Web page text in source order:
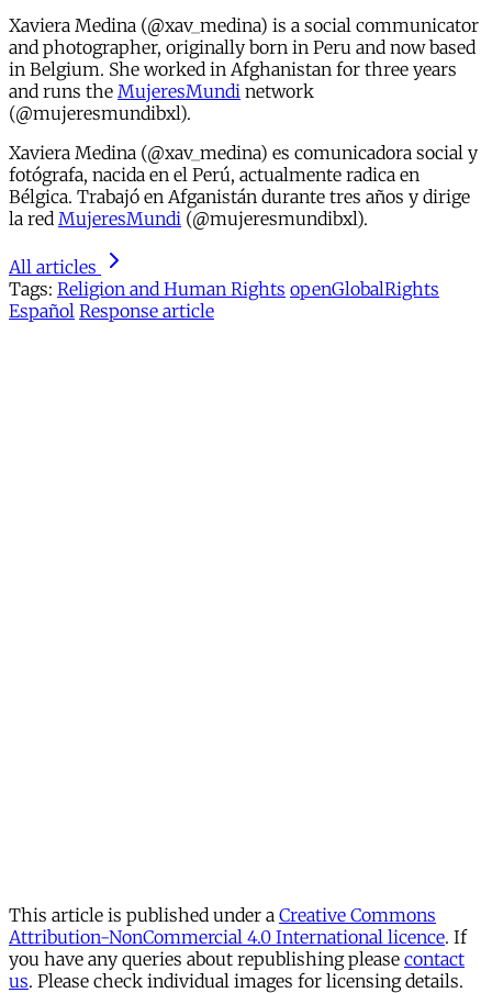
Xaviera Medina (@xav_medina) is a social communicator
and photographer, originally born in Peru and now based
in Belgium. She worked in Afghanistan for three years
and runs the MujeresMundi network
(@mujeresmundibxl).
Xaviera Medina (@xav_medina) es comunicadora social y
fotógrafa, nacida en el Perú, actualmente radica en
Bélgica. Trabajó en Afganistán durante tres años y dirige
la red MujeresMundi (@mujeresmundibxl).
All articles
Tags: Religion and Human Rights openGlobalRights
Español Response article
This article is published under a Creative Commons
Attribution-NonCommercial 4.0 International licence. If
you have any queries about republishing please contact
us. Please check individual images for licensing details.